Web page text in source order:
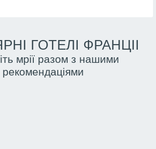
ГОТЕЛІ ФРАНЦІІ
мрії разом з нашими
рекомендаціями